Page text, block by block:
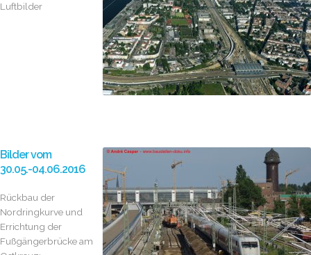
Luftbilder
Bilder vom
30.05.-04.06.2016
Rückbau der
Nordringkurve und
Errichtung der
Fußgängerbrücke am